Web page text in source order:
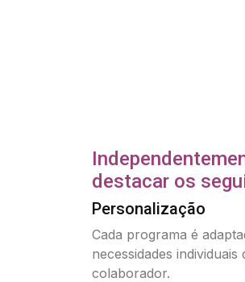
destacar os
Personalização
Cada programa é
necessidades individuais
colaborador.